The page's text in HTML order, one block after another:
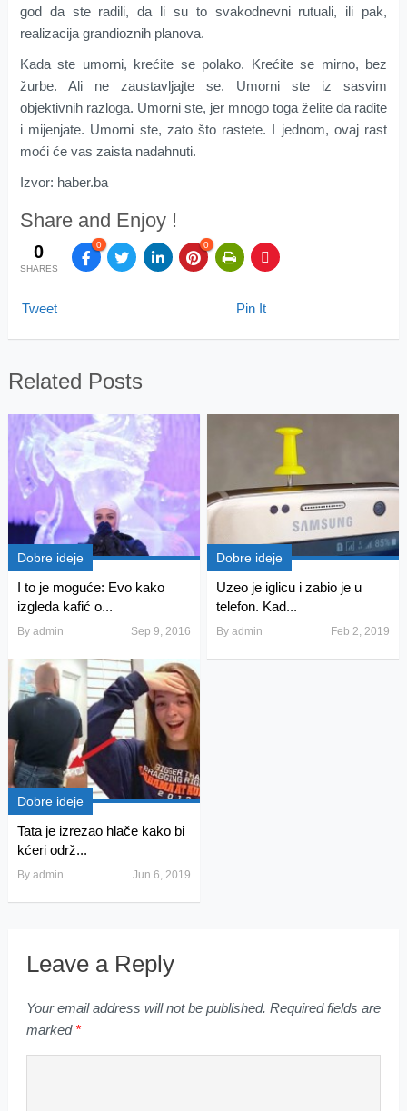
god da ste radili, da li su to svakodnevni rutuali, ili pak,
realizacija grandioznih planova.
Kada ste umorni, krećite se polako. Krećite se mirno, bez
žurbe. Ali ne zaustavljajte se. Umorni ste iz sasvim
objektivnih razloga. Umorni ste, jer mnogo toga želite da radite
i mijenjate. Umorni ste, zato što rastete. I jednom, ovaj rast
moći će vas zaista nadahnuti.
Izvor: haber.ba
Share and Enjoy !
0
SHARES
0 0
Tweet Pin It
Related Posts
Dobre ideje
I to je moguće: Evo kako
izgleda kafić o...
By admin Sep 9, 2016
Dobre ideje
Uzeo je iglicu i zabio je u
telefon. Kad...
Byadmin Feb 2, 2019
Dobre ideje
Tata je izrezao hlače kako bi
kćeri održ...
By admin Jun 6, 2019
Leave a Reply
Your email address will not be published. Required fields are
marked *